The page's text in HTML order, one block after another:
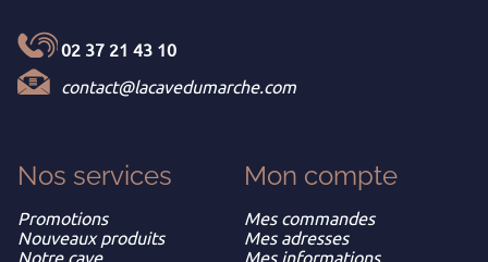
02 37 21 43 10
contact@lacavedumarche.com
Nos services
Promotions
Nouveaux produits
Notre cave
Mon compte
Mes commandes
Mes adresses
Mes informations